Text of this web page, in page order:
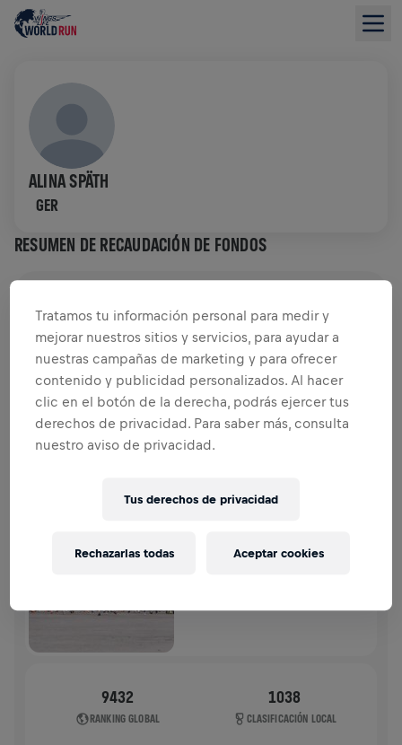
ALINA SPÄTH
GER
RESUMEN DE RECAUDACIÓN DE FONDOS
RECAUDACIÓN DE FONDOS DONAR
¡Dona para marcar la diferencia! El 100% de lo
recaudado va a la investigación de médula.
HISTORIA
9432
RANKING GLOBAL
1038
CLASIFICACIÓN LOCAL
Tratamos tu información personal para medir y
mejorar nuestros sitios y servicios, para ayudar a
nuestras campañas de marketing y para ofrecer
contenido y publicidad personalizados. Al hacer
clic en el botón de la derecha, podrás ejercer tus
derechos de privacidad. Para saber más, consulta
nuestro aviso de privacidad.
Tus derechos de privacidad
Rechazarlas todas Aceptar cookies